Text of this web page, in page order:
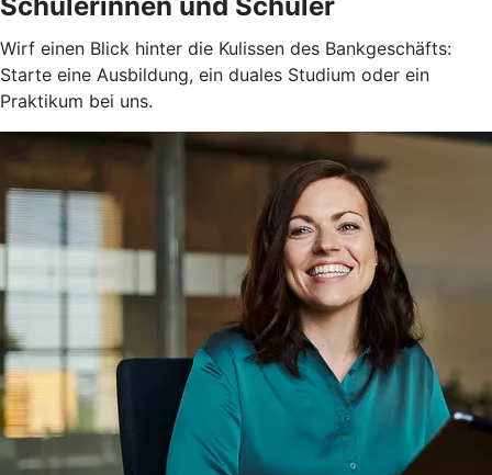
Wirf einen Blick hinter die Kulissen des Bankgeschäfts:
Starte eine Ausbildung, ein duales Studium oder ein
Praktikum bei uns.